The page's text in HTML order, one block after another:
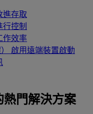
進存取
控制
作效率
啟用遠端裝置啟動
熱門解決方案